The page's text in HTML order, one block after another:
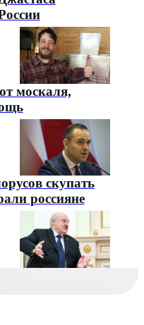
москаля,
скупать
россияне